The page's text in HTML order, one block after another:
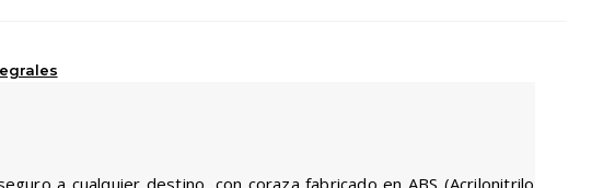
a cualquier destino, con coraza fabricado en ABS (Acrilonitrilo